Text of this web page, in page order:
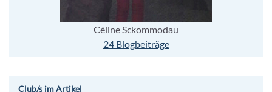
Céline Sckommodau
24 Blogbeiträge
Club/s im Artikel